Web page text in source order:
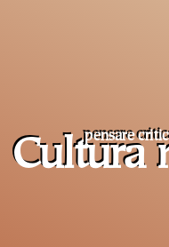
Cultura
pensare